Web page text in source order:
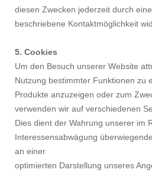
diesen Zwecken jederzeit durch
beschriebene Kontaktmöglichkeit
5. Cookies
Um den Besuch unserer Website
Nutzung bestimmter Funktionen zu
Produkte anzuzeigen oder zum
verwenden wir auf verschiedenen
Dies dient der Wahrung unserer im
Interessensabwägung
an einer
optimierten Darstellung unseres